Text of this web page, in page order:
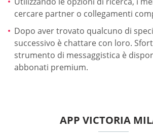
cercare partner o collegamenti
Dopo aver trovato qualcuno di
successivo è chattare con loro.
strumento di messaggistica è
abbonati premium.
APP VICTORIA